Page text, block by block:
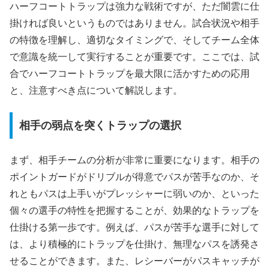
ハーフコートトラップは強力な戦術ですが、ただ闇雲に仕
掛ければ良いというものではありません。試合状況や相手
の特徴を理解し、適切なタイミングで、そしてチーム全体
で意識を統一して実行することが重要です。ここでは、試
合でハーフコートトラップを最大限に活かすための応用
と、注意すべき点について解説します。
相手の弱点を突くトラップの選択
まず、相手チームの分析が非常に重要になります。相手の
ポイントガードがドリブルが得意でパスが苦手なのか、そ
れともパスは上手いがプレッシャーに弱いのか、といった
個々の選手の特性を把握することが、効果的なトラップを
仕掛ける第一歩です。例えば、パスが苦手な選手に対して
は、より積極的にトラップを仕掛け、無理なパスを誘発さ
せることができます。また、レシーバーがパスキャッチが